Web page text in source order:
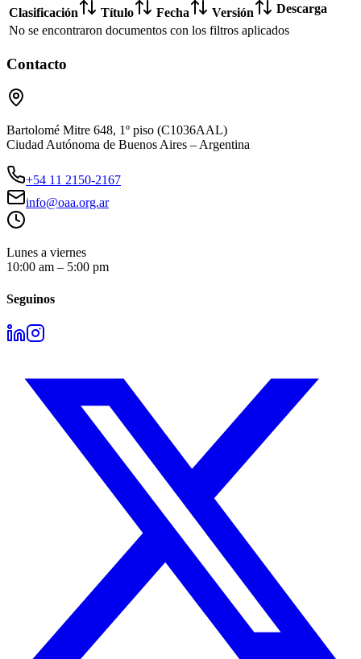
Clasificación
Título Fecha Versión
Descarga
No se encontraron documentos con los filtros aplicados
Contacto
Bartolomé Mitre 648, 1º piso (C1036AAL)
Ciudad Autónoma de Buenos Aires – Argentina
+54 11 2150-2167
info@oaa.org.ar
Lunes a viernes
10:00 am – 5:00 pm
Seguinos